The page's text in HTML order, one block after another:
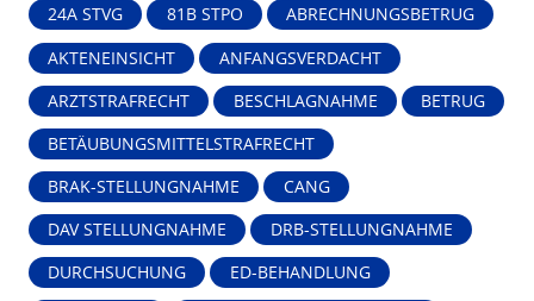
24A STVG 81B STPO ABRECHNUNGSBETRUG
AKTENEINSICHT ANFANGSVERDACHT
ARZTSTRAFRECHT BESCHLAGNAHME BETRUG
BETÄUBUNGSMITTELSTRAFRECHT
BRAK-STELLUNGNAHME CANG
DAV STELLUNGNAHME DRB-STELLUNGNAHME
DURCHSUCHUNG ED-BEHANDLUNG